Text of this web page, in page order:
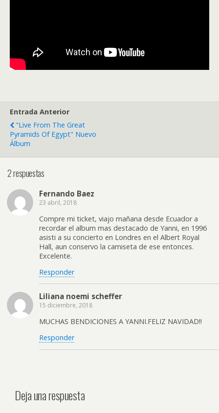
Entrada Anterior
"Live From The Great
Pyramids Of Egypt" Nuevo
Álbum
2 respuestas
Fernando Baez
23 abril, 2018
Compre mi ticket, viajo mañana desde Ecuador a
recordar el album mas destacado de Yanni, en 1996
asisti a su concierto en Londres en el Albert Royal
Hall, aun conservo la camiseta de ese entonces.
Excelente.
Responder
Liliana noemi scheffer
15 diciembre, 2018
MUCHAS BENDICIONES A YANNI.FELIZ NAVIDAD!!
Responder
Deja una respuesta